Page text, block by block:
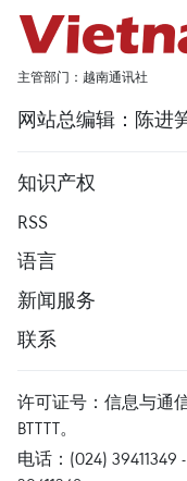
主管部门：越南通讯社
网站总编辑：陈进
知识产权
RSS
语言
新闻服务
联系
许可证号：信息与通
BTTTT。
电话：(024) 39411349